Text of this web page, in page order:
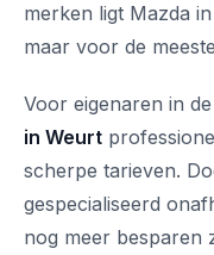
merken ligt Mazda
maar voor de
Voor eigenaren in
in Weurt
scherpe tarieven.
gespecialiseerd
nog meer besparen